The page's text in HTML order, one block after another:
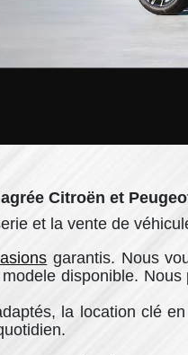
Citroën et
et la vente de
garantis. Nous
disponible.
la location clé